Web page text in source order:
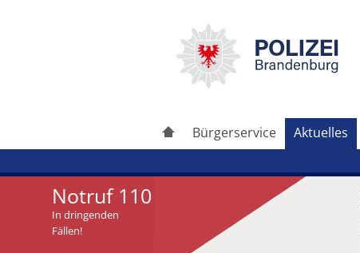
Bürgerservice Aktuelles
Notruf 110
In dringenden
Fällen!